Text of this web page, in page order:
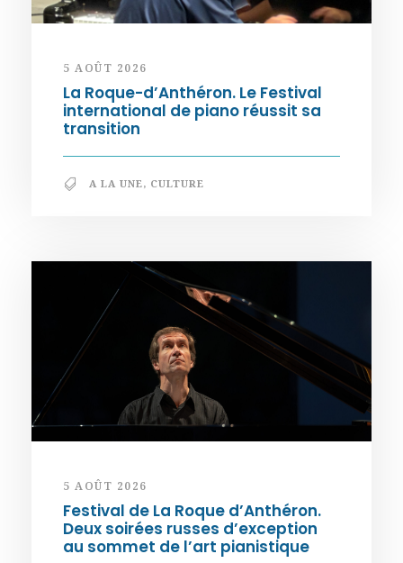
5 AOÛT 2026
La Roque-d’Anthéron. Le Festival
international de piano réussit sa
transition
A LA UNE, CULTURE
5 AOÛT 2026
Festival de La Roque d’Anthéron.
Deux soirées russes d’exception
au sommet de l’art pianistique